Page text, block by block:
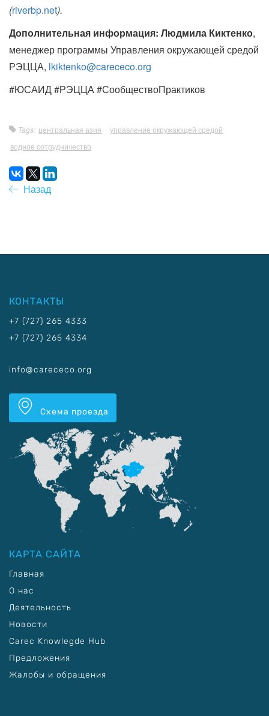
(riverbp.net).
Дополнительная информация: Людмила Киктенко,
менеджер программы Управления окружающей средой
РЭЦЦА, lkiktenko@carececo.org
#ЮСАИД #РЭЦЦА #СообществоПрактиков
Tags: центральная азия
управление окружающей средой
водное сотрудничество
Назад
КОНТАКТЫ
+7 (727) 265 4333
+7 (727) 265 4334
info@carececo.org
Схема проезда
КАРТА САЙТА
Главная
О нас
Деятельность
Новости
Carec Knowlegde Hub
Предложения
Жалобы и обращения